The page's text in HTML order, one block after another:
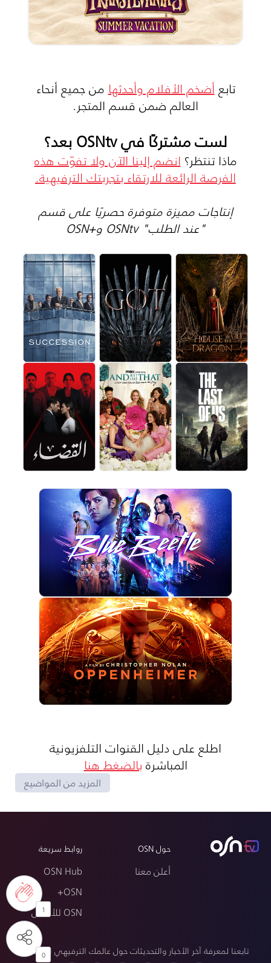
1
0
تابعأضخم الأفلام وأحدثهامن جميع أنحاء
العالم ضمن قسم المتجر.
لست مشتركًا في OSNtv بعد؟
ماذا تنتظر؟انضم إلينا الآن ولا تفوّت هذه
الفرصة الرائعة للارتقاء بتجربتك الترفيهية.
إنتاجات مميزة متوفرة حصريًا على قسم
"عند الطلب" OSNtv و+OSN
اطلع على دليل القنوات التلفزيونية
المباشرةبالضغط هنا
المزيد من المواضيع
حول OSN
أعلن معنا
روابط سريعة
OSN Hub
OSN+
OSN للأعمال
تابعنا لمعرفة آخر الأخبار والتحديثات حول عالمك الترفيهي المفضل